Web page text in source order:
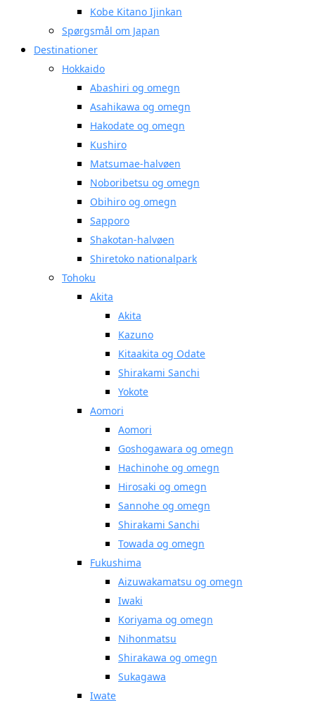
Kobe Kitano Ijinkan
Spørgsmål om Japan
Destinationer
Hokkaido
Abashiri og omegn
Asahikawa og omegn
Hakodate og omegn
Kushiro
Matsumae-halvøen
Noboribetsu og omegn
Obihiro og omegn
Sapporo
Shakotan-halvøen
Shiretoko nationalpark
Tohoku
Akita
Akita
Kazuno
Kitaakita og Odate
Shirakami Sanchi
Yokote
Aomori
Aomori
Goshogawara og omegn
Hachinohe og omegn
Hirosaki og omegn
Sannohe og omegn
Shirakami Sanchi
Towada og omegn
Fukushima
Aizuwakamatsu og omegn
Iwaki
Koriyama og omegn
Nihonmatsu
Shirakawa og omegn
Sukagawa
Iwate